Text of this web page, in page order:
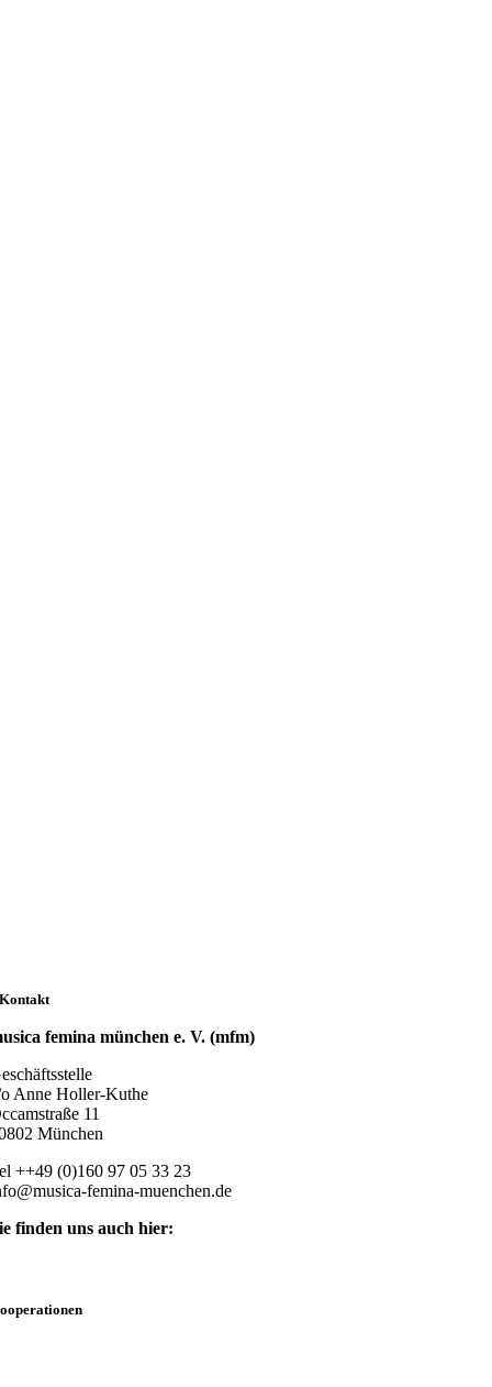
Kontakt
femina münchen e. V. (mfm)
Anne Holler-Kuthe
11
München
++49 (0)160 97 05 33 23
femina-muenchen.de
finden uns auch hier: